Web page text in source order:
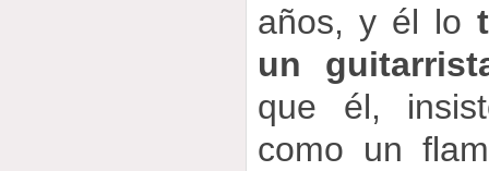
años, y él lo
un
que él,
como un